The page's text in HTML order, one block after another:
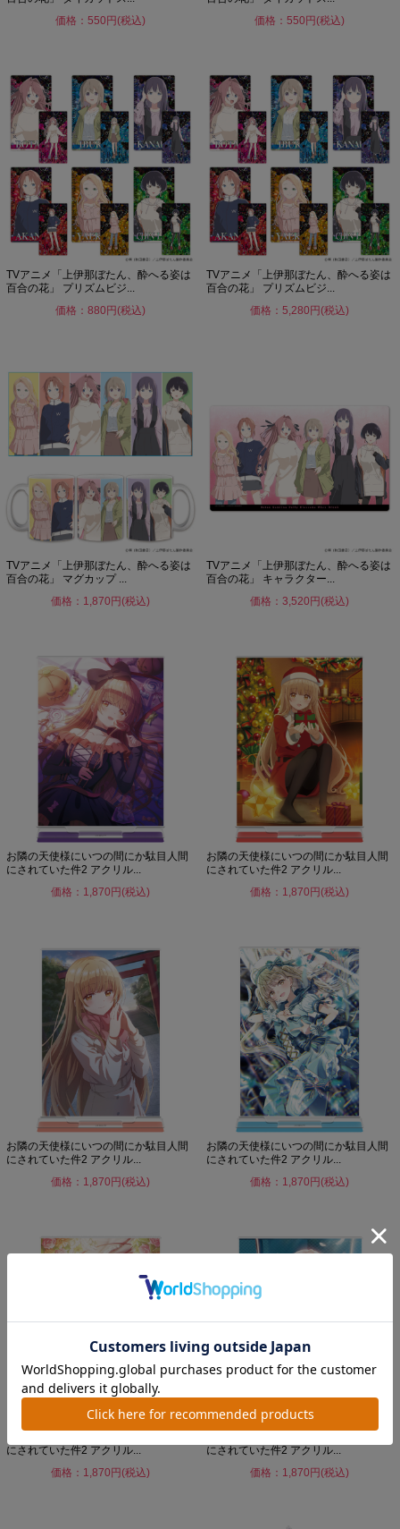
価格：550円(税込)
価格：550円(税込)
TVアニメ「上伊那ぼたん、酔へる姿は
百合の花」 プリズムビジ...
価格：880円(税込)
TVアニメ「上伊那ぼたん、酔へる姿は
百合の花」 プリズムビジ...
価格：5,280円(税込)
TVアニメ「上伊那ぼたん、酔へる姿は
百合の花」 マグカップ ...
価格：1,870円(税込)
TVアニメ「上伊那ぼたん、酔へる姿は
百合の花」 キャラクター...
価格：3,520円(税込)
お隣の天使様にいつの間にか駄目人間
にされていた件2 アクリル...
価格：1,870円(税込)
お隣の天使様にいつの間にか駄目人間
にされていた件2 アクリル...
価格：1,870円(税込)
お隣の天使様にいつの間にか駄目人間
にされていた件2 アクリル...
価格：1,870円(税込)
お隣の天使様にいつの間にか駄目人間
にされていた件2 アクリル...
価格：1,870円(税込)
にされていた件2 アクリル...
価格：1,870円(税込)
にされていた件2 アクリル...
価格：1,870円(税込)